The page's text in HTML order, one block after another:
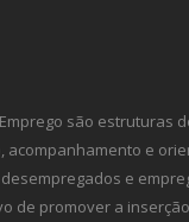
são estruturas
acompanhamento e
e
de promover a